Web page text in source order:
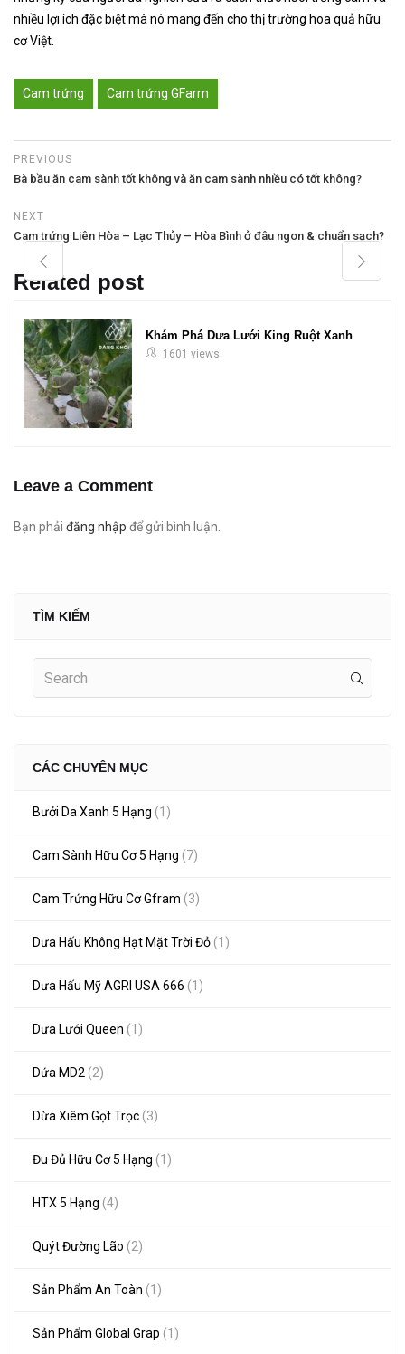
nhiều lợi ích đặc biệt mà nó mang đến cho thị trường hoa quả hữu
cơ Việt.
Cam trứng Cam trứng GFarm
PREVIOUS
Bà bầu ăn cam sành tốt không và ăn cam sành nhiều có tốt không?
NEXT
Cam trứng Liên Hòa – Lạc Thủy – Hòa Bình ở đâu ngon & chuẩn sạch?
Related post
Khám Phá Dưa Lưới King Ruột Xanh
1601 views
Leave a Comment
Bạn phải đăng nhập để gửi bình luận.
TÌM KIẾM
CÁC CHUYÊN MỤC
Bưởi Da Xanh 5 Hạng (1)
Cam Sành Hữu Cơ 5 Hạng (7)
Cam Trứng Hữu Cơ Gfram (3)
Dưa Hấu Không Hạt Mặt Trời Đỏ (1)
Dưa Hấu Mỹ AGRI USA 666 (1)
Dưa Lưới Queen (1)
Dứa MD2 (2)
Dừa Xiêm Gọt Trọc (3)
Đu Đủ Hữu Cơ 5 Hạng (1)
HTX 5 Hạng (4)
Quýt Đường Lão (2)
Sản Phẩm An Toàn (1)
Sản Phẩm Global Grap (1)